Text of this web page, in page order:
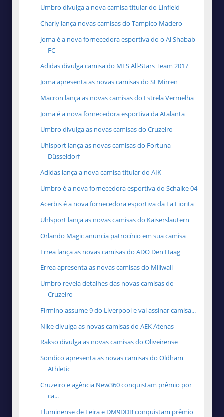
Umbro divulga a nova camisa titular do Linfield
Charly lança novas camisas do Tampico Madero
Joma é a nova fornecedora esportiva do o Al Shabab
FC
Adidas divulga camisa do MLS All-Stars Team 2017
Joma apresenta as novas camisas do St Mirren
Macron lança as novas camisas do Estrela Vermelha
Joma é a nova fornecedora esportiva da Atalanta
Umbro divulga as novas camisas do Cruzeiro
Uhlsport lança as novas camisas do Fortuna
Düsseldorf
Adidas lança a nova camisa titular do AIK
Umbro é a nova fornecedora esportiva do Schalke 04
Acerbis é a nova fornecedora esportiva da La Fiorita
Uhlsport lança as novas camisas do Kaiserslautern
Orlando Magic anuncia patrocínio em sua camisa
Errea lança as novas camisas do ADO Den Haag
Errea apresenta as novas camisas do Millwall
Umbro revela detalhes das novas camisas do
Cruzeiro
Firmino assume 9 do Liverpool e vai assinar camisa...
Nike divulga as novas camisas do AEK Atenas
Rakso divulga as novas camisas do Oliveirense
Sondico apresenta as novas camisas do Oldham
Athletic
Cruzeiro e agência New360 conquistam prêmio por
ca...
Fluminense de Feira e DM9DDB conquistam prêmio